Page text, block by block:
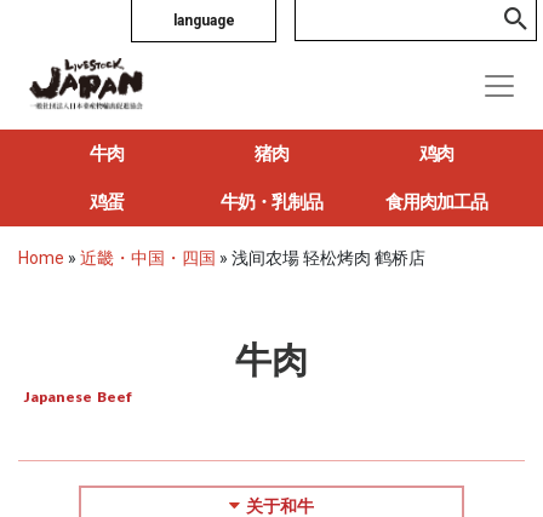
language
牛肉 猪肉 鸡肉
鸡蛋 牛奶・乳制品 食用肉加工品
Home » 近畿・中国・四国 » 浅间农場 轻松烤肉 鹤桥店
牛肉
Japanese Beef
关于和牛